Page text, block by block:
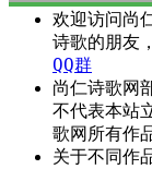
欢迎访问尚
诗歌的朋友
QQ群
尚仁诗歌网
不代表本站
歌网所有作
关于不同作